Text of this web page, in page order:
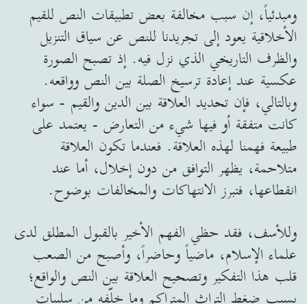
ومبدئياً، إن سبب مخالفة بعض تطبيقات النص للقيم
الأخلاقية يعود إلى تجريدنا للنص عن سياق التنزيل
والظرف التاريخي الذي نزل فيه. إذ تصبح الصورة
عكسية عند إعادة ترسيخ الصلة بين النص وواقعه.
وبالتالي، فإن تحديد العلاقة بين الدين والقيم - سواء
كانت متفقة أو فيها شيء من التعارض - يعتمد على
طبيعة فهمنا لهذه العلاقة. فعندما تكون العلاقة
متلاحمة، يظهر التوافق من دون إخلال، أما عند
انقطاعها، فتبرز الانتهاكات والمخالفات بوضوح.
وللأسف، فقد حظي الفهم الأخير بالقبول المطلق لدى
علماء الإسلام، ماضياً وحاضراً، وأصبح من الصعب
قلب هذا التفكير وتصحيح العلاقة بين النص والواقع؛
بسبب ضغط التراث المتراكم وما خلّفه من سلبيات